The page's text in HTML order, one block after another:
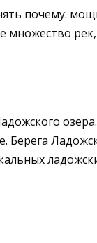
почему:
Берега